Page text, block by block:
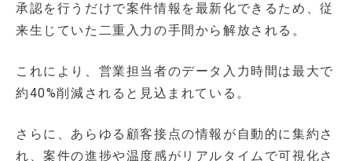
承認を行うだけで案件情報を最新化できるため、従
来生じていた二重入力の手間から解放される。
これにより、営業担当者のデータ入力時間は最大で
約40%削減されると見込まれている。
さらに、あらゆる顧客接点の情報が自動的に集約さ
れ、案件の進捗や温度感がリアルタイムで可視化さ